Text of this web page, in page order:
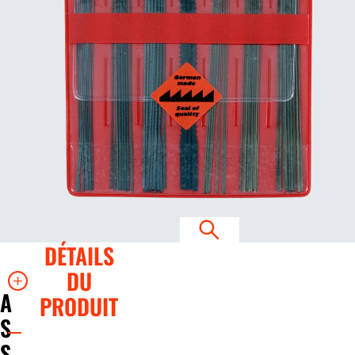
A
S
DÉTAILS
DU
PRODUIT